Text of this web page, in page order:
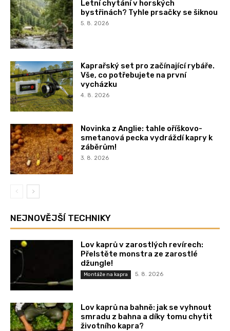
Letní chytání v horských
bystřinách? Tyhle prsačky se šiknou
5. 8. 2026
Kaprařský set pro začínající rybáře.
Vše, co potřebujete na první
vycházku
4. 8. 2026
Novinka z Anglie: tahle oříškovo-
smetanová pecka vydráždí kapry k
záběrům!
3. 8. 2026
NEJNOVĚJŠÍ TECHNIKY
Lov kaprů v zarostlých revírech:
Přelstěte monstra ze zarostlé
džungle!
Montáže na kapra 5. 8. 2026
Lov kaprů na bahně: jak se vyhnout
smradu z bahna a díky tomu chytit
životního kapra?